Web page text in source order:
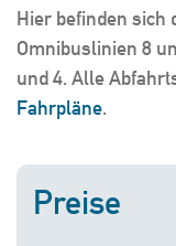
Hier befinden
Omnibuslinien 8
und 4. Alle
Fahrpläne.
Preise